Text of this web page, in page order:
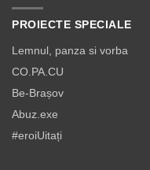
PROIECTE SPECIALE
Lemnul, panza si vorba
CO.PA.CU
Be-Brașov
Abuz.exe
#eroiUitați